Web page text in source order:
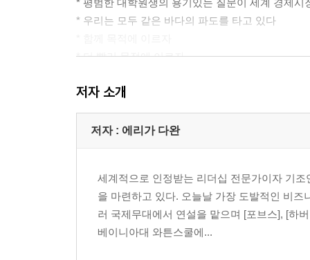
* 우리는 모두 같은 바다의 파도를 타고 있다
* 더 빨리 목적에 이르자
CHAPTER 05 용기는 용기를 통해 굳건해진다
CHAPTER 06 연결하라! 그리고 변화시켜라
CHAPTER 07 문제 해결 그리고 놀이의 힘
CHAPTER 10 반가운 소식
3부 당신의 연결지능을 발견하라
- 연결지능 천재로 거듭나는 법 -
저자 소개
저자 : 에리가 다완
세계적으로 인정받는 리더십 전문가이자 기
을 마련하고 있다. 오늘날 가장 도발적인 비
러 국제무대에서 연설을 맡으며 [포브스], [하
베이니아대 와튼스쿨에...